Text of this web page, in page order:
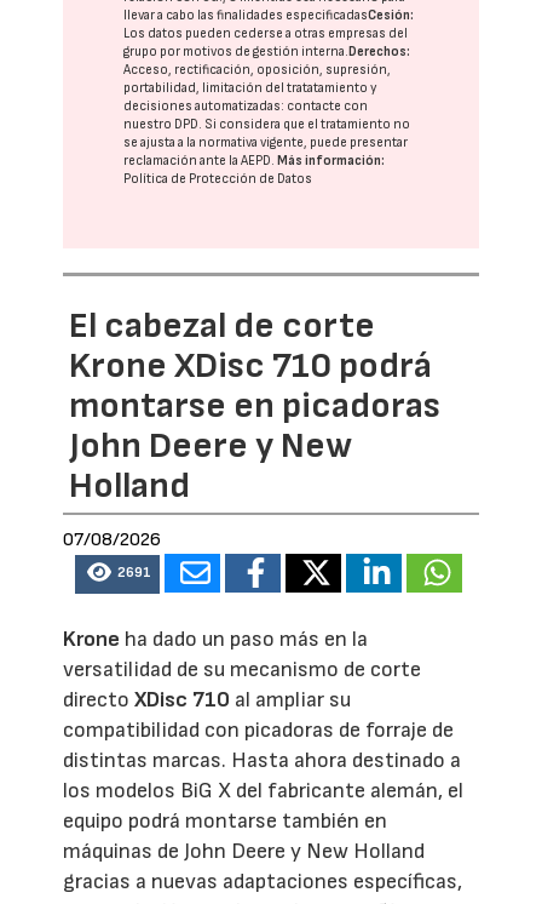
llevar a cabo las finalidades especificadasCesión:
Los datos pueden cederse a otras empresas del
grupo por motivos de gestión interna.Derechos:
Acceso, rectificación, oposición, supresión,
portabilidad, limitación del tratatamiento y
decisiones automatizadas: contacte con
nuestro DPD. Si considera que el tratamiento no
se ajusta a la normativa vigente, puede presentar
reclamación ante laAEPD.Más información:
Política de Protección de Datos
El cabezal de corte
Krone XDisc 710 podrá
montarse en picadoras
John Deere y New
Holland
07/08/2026
2691
Krone ha dado un paso más en la
versatilidad de su mecanismo de corte
directoXDisc 710 al ampliar su
compatibilidad con picadoras de forraje de
distintas marcas. Hasta ahora destinado a
los modelos BiG X del fabricante alemán, el
equipo podrá montarse también en
máquinas de John Deere y New Holland
gracias a nuevas adaptaciones específicas,